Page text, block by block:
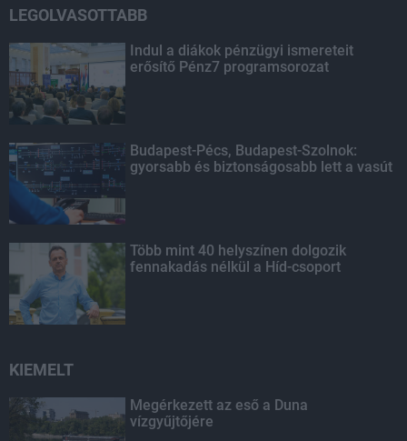
LEGOLVASOTTABB
Indul a diákok pénzügyi ismereteit
erősítő Pénz7 programsorozat
Budapest-Pécs, Budapest-Szolnok:
gyorsabb és biztonságosabb lett a vasút
Több mint 40 helyszínen dolgozik
fennakadás nélkül a Híd-csoport
KIEMELT
Megérkezett az eső a Duna
vízgyűjtőjére